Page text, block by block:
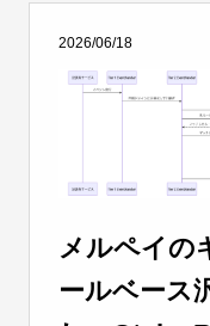
2026/06/18
メルペイの
ールベース